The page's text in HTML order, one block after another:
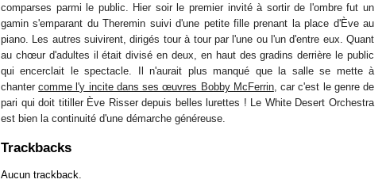
comparses parmi le public. Hier soir le premier invité à sortir de l'ombre fut un
gamin s'emparant du Theremin suivi d'une petite fille prenant la place d'Ève au
piano. Les autres suivirent, dirigés tour à tour par l'une ou l'un d'entre eux. Quant
au chœur d'adultes il était divisé en deux, en haut des gradins derrière le public
qui encerclait le spectacle. Il n'aurait plus manqué que la salle se mette à
chantercomme l'y incite dans ses œuvres Bobby McFerrin, car c'est le genre de
pari qui doit titiller Ève Risser depuis belles lurettes ! Le White Desert Orchestra
est bien la continuité d'une démarche généreuse.
Trackbacks
Aucun trackback.